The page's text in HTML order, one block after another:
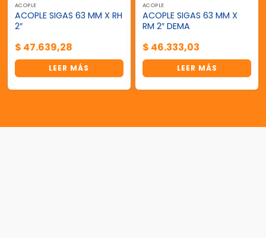
ACOPLE
ACOPLE SIGAS 63 MM X RH
2″
$ 47.639,28
LEER MÁS
ACOPLE
ACOPLE SIGAS 63 MM X
RM 2″ DEMA
$ 46.333,03
LEER MÁS